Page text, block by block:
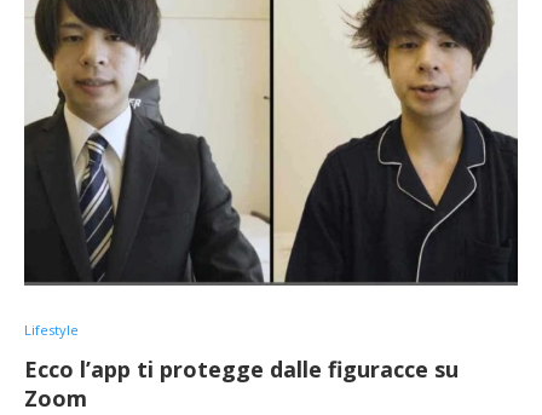
Lifestyle
Ecco l’app ti protegge dalle figuracce su
Zoom